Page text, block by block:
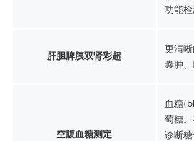
功能检
肝胆脾胰双肾彩超
更清晰
囊肿、
空腹血糖测定
血糖
萄糖。
诊断